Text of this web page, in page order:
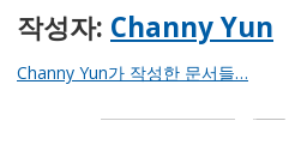
작성자: Channy Yun
Channy Yun가 작성한 문서들…